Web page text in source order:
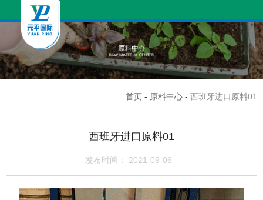
首页 - 原料中心 - 西班牙进口原料01
西班牙进口原料01
发布时间： 2021-09-06